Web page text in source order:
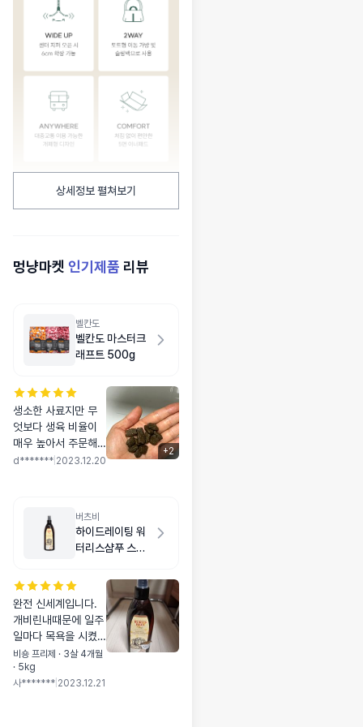
상세정보 펼쳐보기
멍냥마켓 인기제품 리뷰
벨칸도
벨칸도 마스터크
래프트 500g
생소한 사료지만 무
엇보다 생육 비율이
매우 높아서 주문해
봤어요! 성분도 매우
d******* 2023.12.20
+2
버츠비
하이드레이팅 워
터리스샴푸 스프
완전 신세계입니다.
개비린내때문에 일주
일마다 목욕을 시켰
는데 버츠비사용이후
로 냄새도 안나고 우
리 강쥐도 목욕스트
비숑 프리제 · 3살 4개월
· 5kg
사******* 2023.12.21